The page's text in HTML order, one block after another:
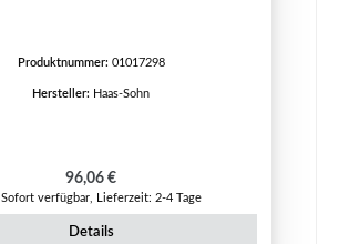
Produktnummer: 01017298
Hersteller: Haas-Sohn
Regulärer Preis:
96,06 €
Sofort verfügbar, Lieferzeit: 2-4 Tage
Details